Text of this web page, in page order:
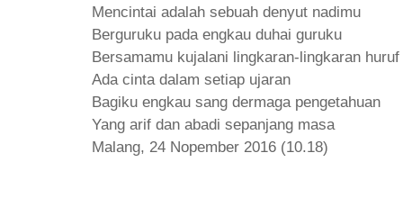
Mencintai adalah sebuah denyut nadimu
Berguruku pada engkau duhai guruku
Bersamamu kujalani lingkaran-lingkaran
Ada cinta dalam setiap ujaran
Bagiku engkau sang dermaga pengetahuan
Yang arif dan abadi sepanjang masa
Malang, 24 Nopember 2016 (10.18)